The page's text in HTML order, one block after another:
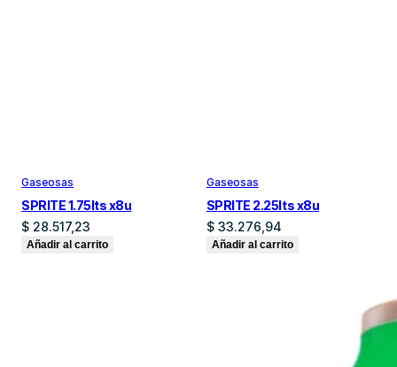
Gaseosas
SPRITE 1.75lts x8u
$ 28.517,23
Añadir al carrito
Gaseosas
SPRITE 2.25lts x8u
$33.276,94
Añadir al carrito